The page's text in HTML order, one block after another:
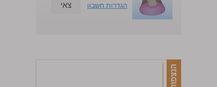
הגדרות חשבון
צאי